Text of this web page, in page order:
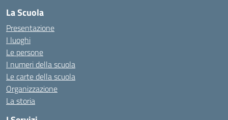
La Scuola
Presentazione
I luoghi
Le persone
I numeri della scuola
Le carte della scuola
Organizzazione
La storia